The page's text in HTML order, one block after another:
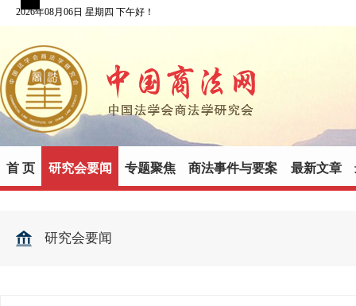
2026年08月06日 星期四 下午好！
首 页 研究会要闻 专题聚焦 商法事件与要案 最新文章
研究会要闻